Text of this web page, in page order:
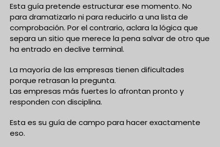
Esta guía pretende estructurar ese momento. No
para dramatizarlo ni para reducirlo a una lista de
comprobación. Por el contrario, aclara la lógica que
separa un sitio que merece la pena salvar de otro que
ha entrado en declive terminal.
La mayoría de las empresas tienen dificultades
porque retrasan la pregunta.
Las empresas más fuertes lo afrontan pronto y
responden con disciplina.
Esta es su guía de campo para hacer exactamente
eso.